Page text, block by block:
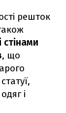
решток
стінами
, що
і